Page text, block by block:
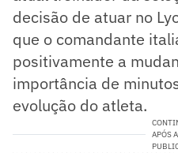
decisão de atuar no
que o comandante
positivamente a
importância de
evolução do atleta.
APÓS A